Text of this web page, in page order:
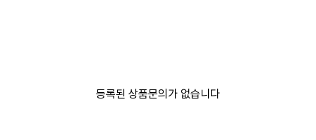
등록된 상품문의가 없습니다